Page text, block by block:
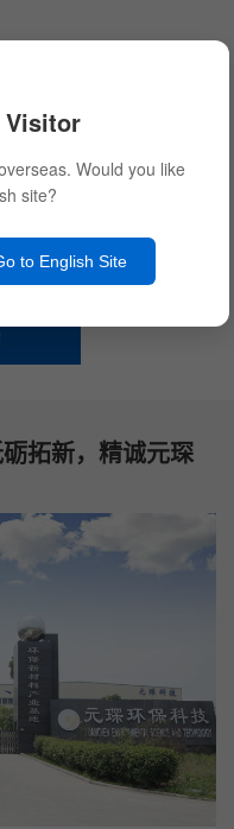
拓新，精诚元琛
Visitor
Would you like
site?
to English Site